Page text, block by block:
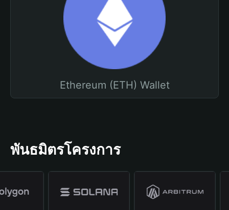
Ethereum (ETH) Wallet
พันธมิตรโครงการ